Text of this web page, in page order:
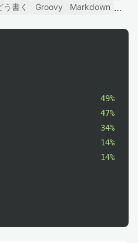
う書く Groovy Markdown
49%
47%
34%
14%
14%